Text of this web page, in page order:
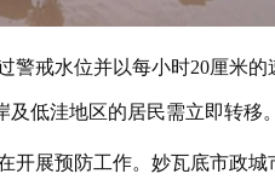
警戒水位并以每小时20厘米
低洼地区的居民需立即转移。
开展预防工作。妙瓦底市政城